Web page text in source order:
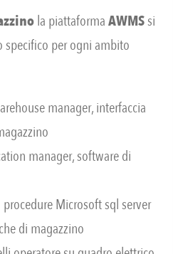
la piattaformaAWMSsi
specifico per ogni ambito
manager, interfaccia
manager, software di
Microsoft sql server
di magazzino